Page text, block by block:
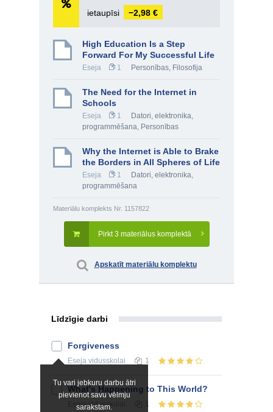
ietaupīsi
−2,98 €
High Education Is a Step
Forward For My Successful Life
Eseja 1 Personības, Filosofija
The Need for the Internet in
Schools
Eseja 1
Datori, elektronika,
programmēšana, Personības
Why the Internet is Able to Brake
the Borders in All Spheres of Life
Eseja 1
Datori, elektronika,
programmēšana
Materiālu komplekts Nr. 1157822
Pirkt 3 materiālus komplektā
Apskatīt materiālu komplektu
Līdzīgie darbi
Tu vari jebkuru darbu ātri
pievienot savu vēlmju
sarakstam.
Forgiveness
Eseja vidusskolai 1
What's Happening to This World?
Esejavidusskolai 1